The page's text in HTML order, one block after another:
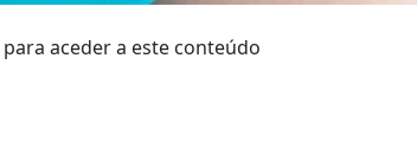
para aceder a este conteúdo